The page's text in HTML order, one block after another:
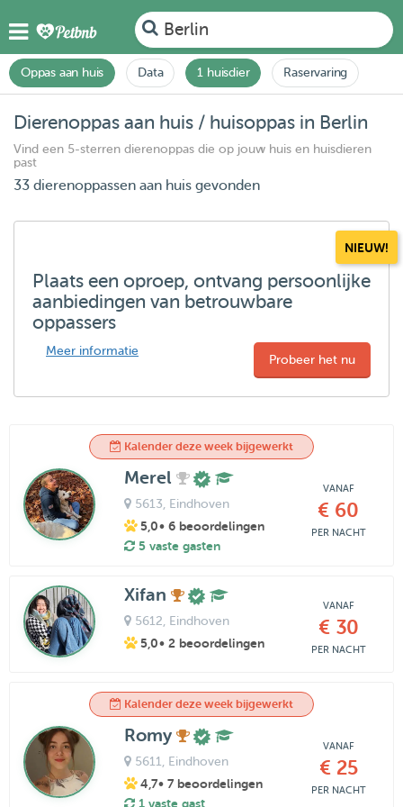
Berlin
Oppas aan huis Data 1 huisdier Raservaring
Dierenoppas aan huis / huisoppas in Berlin
Vind een 5-sterren dierenoppas die op jouw huis en huisdieren
past
33 dierenoppassen aan huis gevonden
NIEUW!
Plaats een oproep, ontvang persoonlijke
aanbiedingen van betrouwbare
oppassers
Meer informatie
Probeer het nu
Kalender deze week bijgewerkt
Merel
5613 , Eindhoven
5,0• 6 beoordelingen
5 vaste gasten
VANAF
€ 60
PER NACHT
Xifan
5612 , Eindhoven
5,0• 2 beoordelingen
VANAF
€ 30
PER NACHT
Kalender deze week bijgewerkt
Romy
5611 , Eindhoven
4,7• 7 beoordelingen
1 vaste gast
VANAF
€ 25
PER NACHT